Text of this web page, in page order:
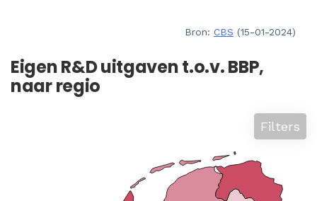
Bron: CBS (15-01-2024)
Eigen R&D uitgaven t.o.v. BBP,
naar regio
Filters